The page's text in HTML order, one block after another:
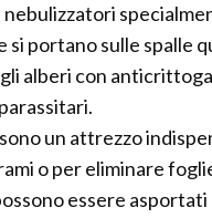
nebulizzatori
si portano sulle spalle
alberi con
un attrezzo
o per eliminare
essere asportati